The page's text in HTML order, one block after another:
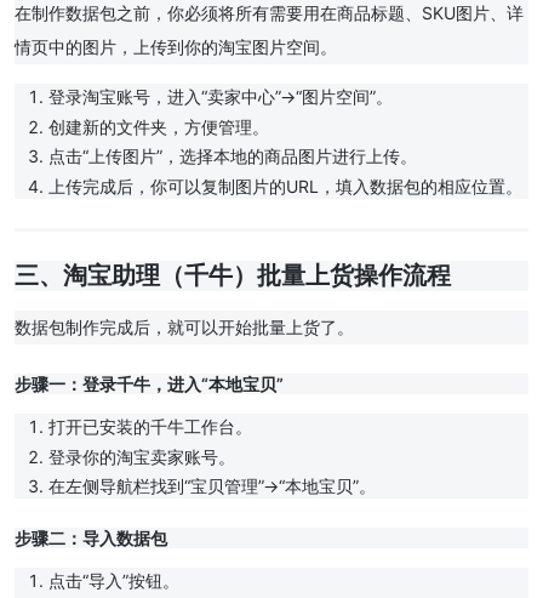
在制作数据包之前，你必须将所有需要用在商品标题、SKU图片、详
情页中的图片，上传到你的淘宝图片空间。
登录淘宝账号，进入“卖家中心”->“图片空间”。
创建新的文件夹，方便管理。
点击“上传图片”，选择本地的商品图片进行上传。
上传完成后，你可以复制图片的URL，填入数据包的相应位置。
三、淘宝助理（千牛）批量上货操作流程
数据包制作完成后，就可以开始批量上货了。
步骤一：登录千牛，进入“本地宝贝”
打开已安装的千牛工作台。
登录你的淘宝卖家账号。
在左侧导航栏找到“宝贝管理”->“本地宝贝”。
步骤二：导入数据包
点击“导入”按钮。